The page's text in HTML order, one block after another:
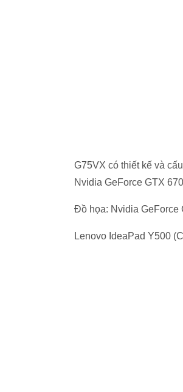
G75VX có thiết kế và
Nvidia GeForce GTX
Đồ họa: Nvidia GeForce
Lenovo IdeaPad Y500